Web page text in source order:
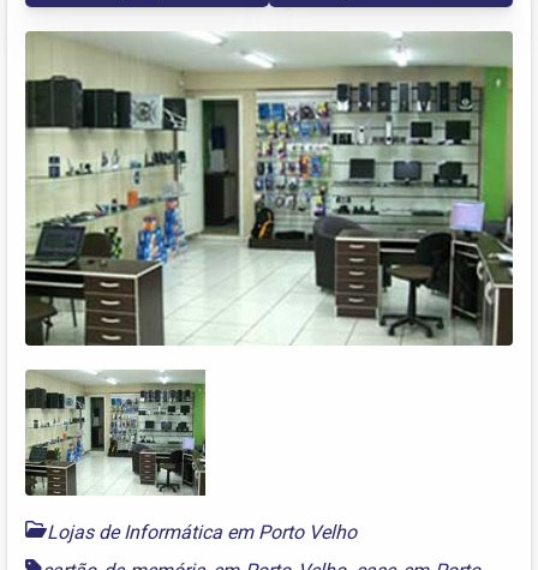
Lojas de Informática em Porto Velho